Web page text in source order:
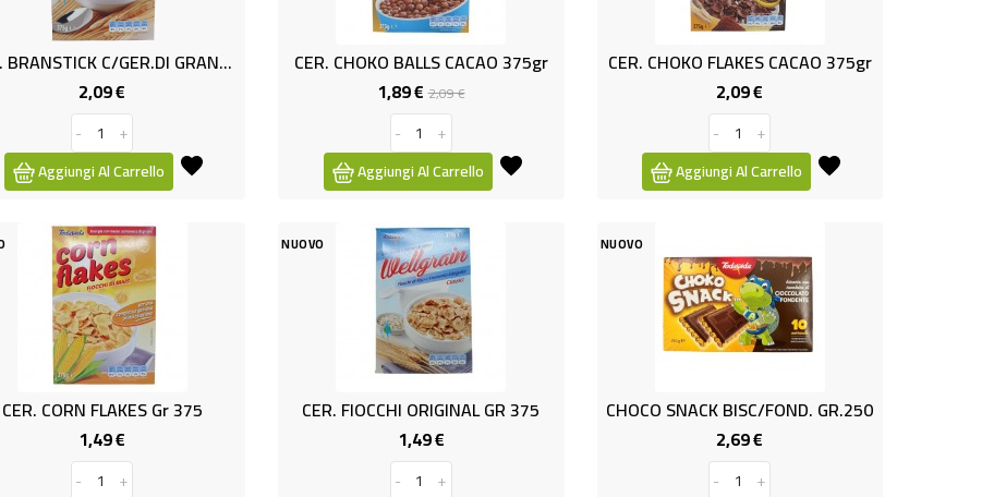
CER. BRANSTICK C/GER.DI GRANO GR375
2,09 €
-
+
Aggiungi Al Carrello
CER. CHOKO BALLS CACAO 375gr
1,89 €Prezzo
base
2,09 €Prezzo
-
+
Aggiungi Al Carrello
CER. CHOKO FLAKES CACAO 375gr
2,09 €
-
+
Aggiungi Al Carrello
CER. CORN FLAKES Gr 375
1,49 €
-
+
NUOVO
CER. FIOCCHI ORIGINAL GR 375
1,49 €Prezzo
-
+
NUOVO
CHOCO SNACK BISC/FOND. GR.250
2,69 €
-
+